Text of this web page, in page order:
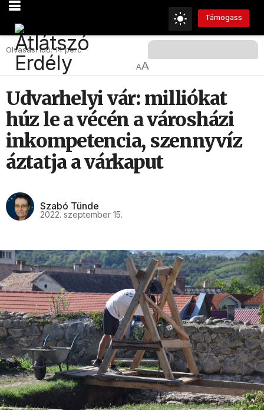
Támogass
Olvasási Idő: 14 perc
AA
Udvarhelyi vár: milliókat
húz le a vécén a városházi
inkompetencia, szennyvíz
áztatja a várkaput
Szabó Tünde
2022. szeptember 15.